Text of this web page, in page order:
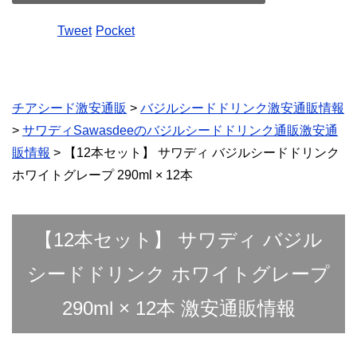
Tweet Pocket
チアシード激安通販 > バジルシードドリンク激安通販情報
> サワディSawasdeeのバジルシードドリンク通販激安通
販情報 > 【12本セット】 サワディ バジルシードドリンク
ホワイトグレープ 290ml × 12本
【12本セット】 サワディ バジル
シードドリンク ホワイトグレープ
290ml × 12本 激安通販情報